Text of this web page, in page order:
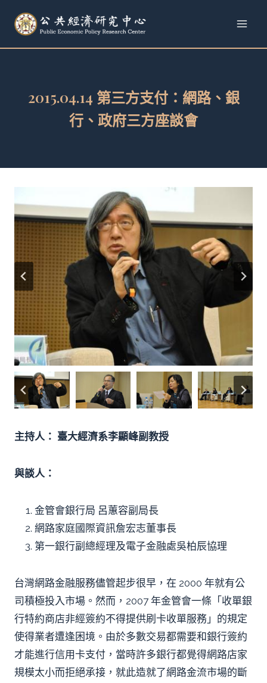
2015.04.14 第三方支付：網路、銀
行、政府三方座談會
主持人： 臺大經濟系李顯峰副教授
與談人：
金管會銀行局 呂蕙容副局長
網路家庭國際資訊詹宏志董事長
第一銀行副總經理及電子金融處吳柏辰協理
台灣網路金融服務儘管起步很早，在 2000 年就有公
司積極投入市場。然而，2007 年金管會一條「收單銀
行特約商店非經簽約不得提供刷卡收單服務」的規定
使得業者遭逢困境。由於多數交易都需要和銀行簽約
才能進行信用卡支付，當時許多銀行都覺得網路店家
規模太小而拒絕承接，就此造就了網路金流市場的斷